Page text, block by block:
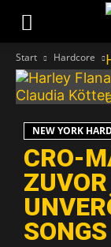
Start Hardcore
NEW YORK
CRO-
ZUVOR